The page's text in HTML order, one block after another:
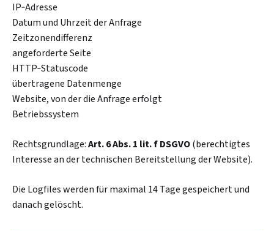
IP‑Adresse
Datum und Uhrzeit der Anfrage
Zeitzonendifferenz
angeforderte Seite
HTTP‑Statuscode
übertragene Datenmenge
Website, von der die Anfrage erfolgt
Betriebssystem
Rechtsgrundlage:Art. 6 Abs. 1 lit. f DSGVO(berechtigtes
Interesse an der technischen Bereitstellung der Website).
Die Logfiles werden für maximal 14 Tage gespeichert und
danach gelöscht.